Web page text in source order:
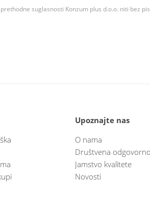
suglasnosti Konzum plus d.o.o. niti bez
Upoznajte nas
O nama
Društvena
Jamstvo kvalitete
Novosti